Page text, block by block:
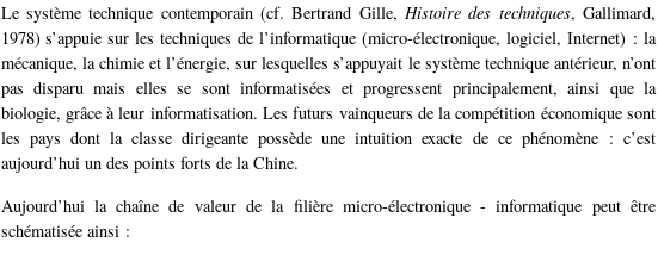
Le système technique contemporain (cf. Bertrand Gille, Histoire des techniques, Gallimard,
1978) s’appuie sur les techniques de l’informatique (micro-électronique, logiciel, Internet) : la
mécanique, la chimie et l’énergie, sur lesquelles s’appuyait le système technique antérieur, n’ont
pas disparu mais elles se sont informatisées et progressent principalement, ainsi que la
biologie, grâce à leur informatisation. Les futurs vainqueurs de la compétition économique sont
les pays dont la classe dirigeante possède une intuition exacte de ce phénomène : c’est
aujourd’hui un des points forts de la Chine.
Aujourd’hui la chaîne de valeur de la filière micro-électronique - informatique peut être
schématisée ainsi :